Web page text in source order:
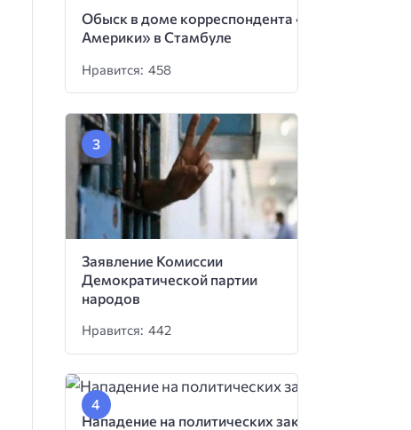
Обыск в доме корреспондента «Голоса
Америки» в Стамбуле
Нравится: 458
Заявление Комиссии
Демократической партии
народов
Нравится: 442
Нападение на политических заключенных